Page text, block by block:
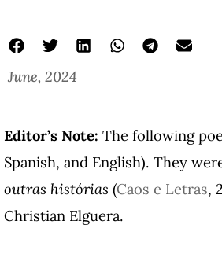
June, 2024
Editor’s Note: The following
Spanish, and English). They
outras histórias (Caos e Letras,
Christian Elguera.